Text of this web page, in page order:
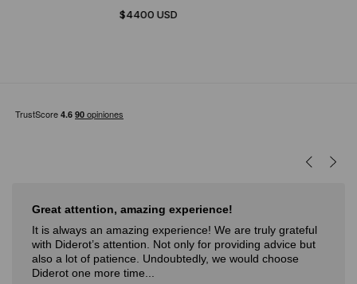
$4400 USD
Great attention, amazing experience!
It is always an amazing experience! We are truly grateful
with Diderot’s attention. Not only for providing advice but
also a lot of patience. Undoubtedly, we would choose
Diderot one more time...